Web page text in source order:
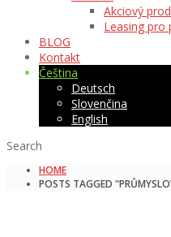
Akciový
Leasing pro
BLOG
Kontakt
Čeština
Deutsch
Slovenčina
English
Search
HOME
POSTS TAGGED